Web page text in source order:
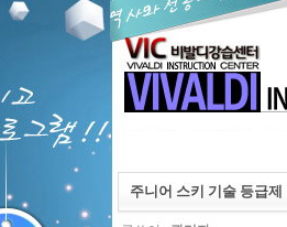
주니어 스키 기술 등급제